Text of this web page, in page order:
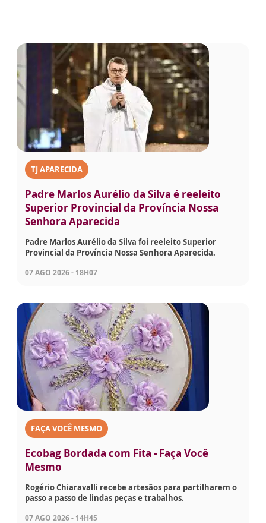
TJ APARECIDA
Padre Marlos Aurélio da Silva é reeleito
Superior Provincial da Província Nossa
Senhora Aparecida
Padre Marlos Aurélio da Silva foi reeleito Superior
Provincial da Província Nossa Senhora Aparecida.
07 AGO 2026 - 18H07
FAÇA VOCÊ MESMO
Ecobag Bordada com Fita - Faça Você
Mesmo
Rogério Chiaravalli recebe artesãos para partilharem o
passo a passo de lindas peças e trabalhos.
07 AGO 2026 - 14H45